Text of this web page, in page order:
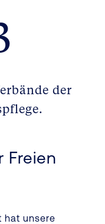
der
Freien
hat unsere